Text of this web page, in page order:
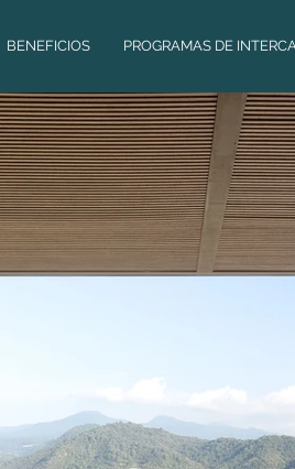
BENEFICIOS PROGRAMAS DE